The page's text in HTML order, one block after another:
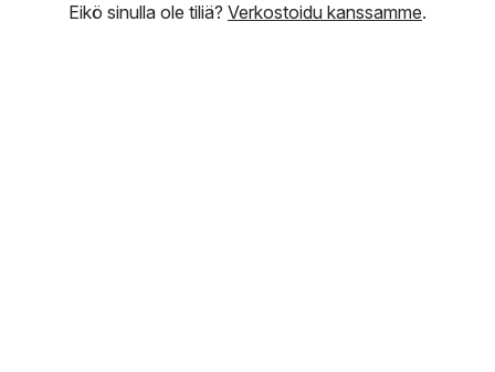
Eikö sinulla ole tiliä? Verkostoidu kanssamme.